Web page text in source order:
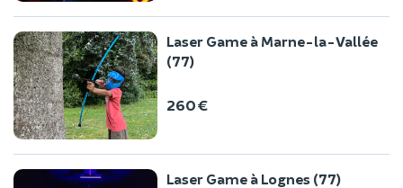
Laser Game à Marne-la-Vallée
(77)
260 €
Laser Game à Lognes (77)